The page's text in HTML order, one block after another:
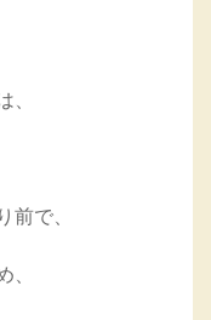
、
前で、
、